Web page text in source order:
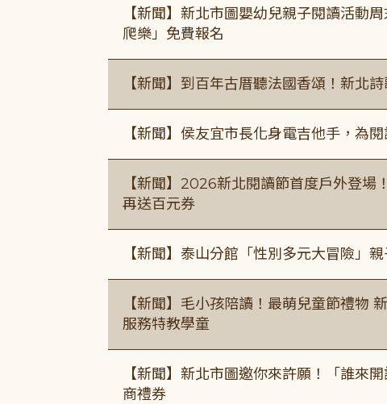
【新聞】新北市圖嬰幼兒親子閱讀活動
爬樂」免費報名
【新聞】到百年古厝聽法國香頌！新北
【新聞】侯友宜市長化身電吉他手，為
【新聞】2026新北閱讀節首度戶外登
再送百元券
【新聞】泰山分館「性別多元大冒險」
【新聞】毛小孩陪讀！最萌兒童節禮物
服務特教學童
【新聞】新北市圖邀你來許願！「誰來
商禮券